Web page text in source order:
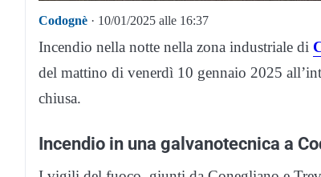
Codognè · 10/01/2025 alle 16:37
Incendio nella notte nella zona industriale di
del mattino di venerdì 10 gennaio 2025
chiusa.
Incendio in una galvanotecnica a